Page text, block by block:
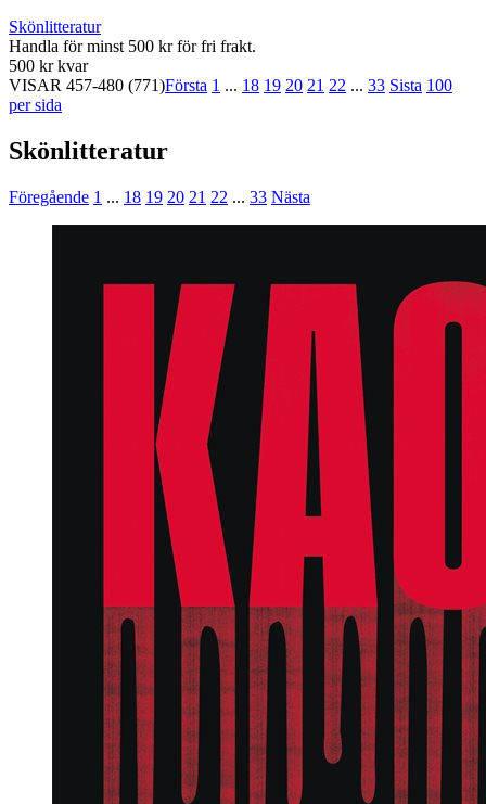
Skönlitteratur
Handla för minst 500 kr för fri frakt.
500 kr kvar
VISAR 457-480 (771)Första 1 ... 18 19 20 21 22 ... 33 Sista 100
per sida
Skönlitteratur
Föregående 1 ... 18 19 20 21 22 ... 33 Nästa